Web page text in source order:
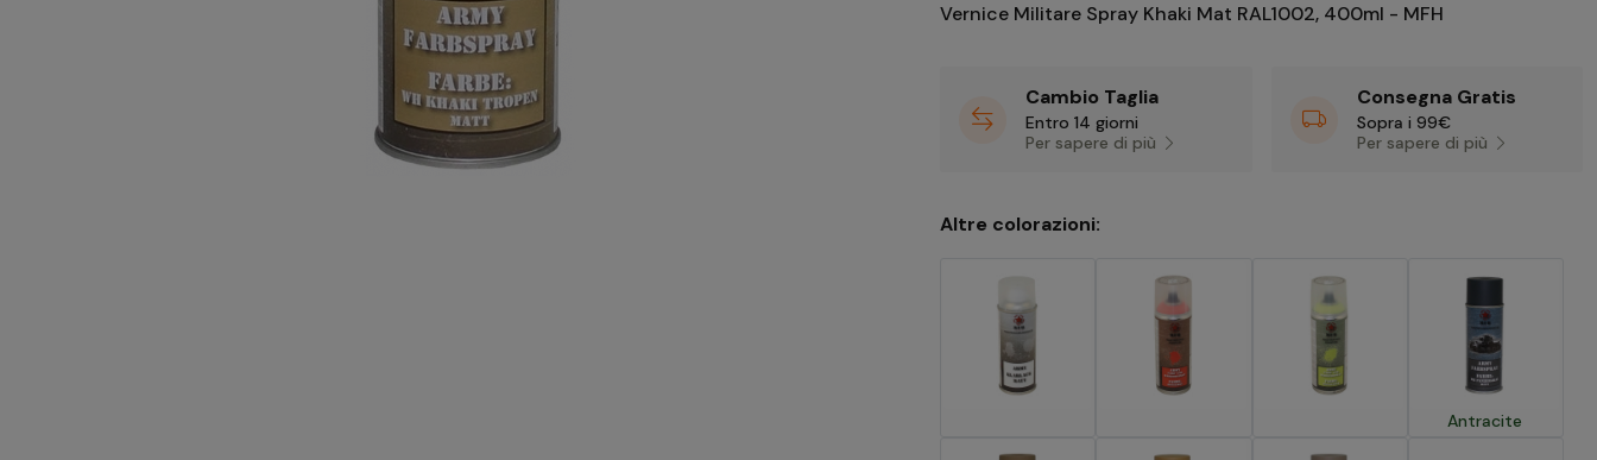
Vernice Militare Spray Khaki Mat RAL1002, 400ml - MFH
Cambio Taglia
Entro 14 giorni
Per sapere di più
Consegna Gratis
Sopra i 99€
Per sapere di più
Altre colorazioni:
Antracite